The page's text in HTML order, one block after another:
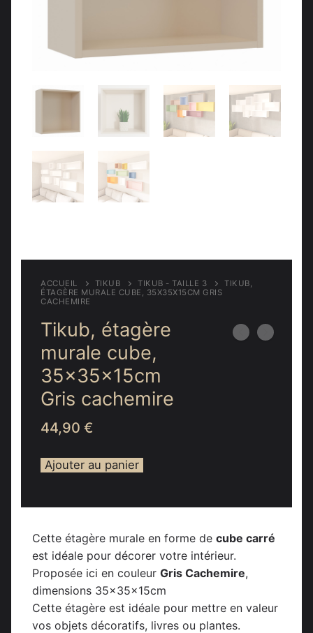
Étagères
Chambre
ACCUEIL TIKUB TIKUB - TAILLE 3
TIKUB,
ÉTAGÈRE MURALE CUBE, 35X35X15CM GRIS
CACHEMIRE
Tikub, étagère
murale cube,
35x35x15cm
Gris cachemire
44,90 €
Ajouter au panier
Cette étagère murale en forme de cube carré
est idéale pour décorer votre intérieur.
Proposée ici en couleur Gris Cachemire,
dimensions 35x35x15cm
Cette étagère est idéale pour mettre en valeur
vos objets décoratifs, livres ou plantes.